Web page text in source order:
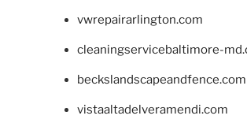
vwrepairarlington.com
cleaningservicebaltimore-
beckslandscapeandfence.com
vistaaltadelveramendi.com